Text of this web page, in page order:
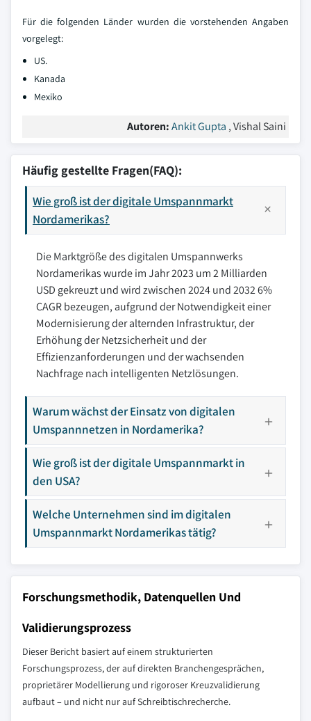
Für die folgenden Länder wurden die vorstehenden Angaben
vorgelegt:
US.
Kanada
Mexiko
Autoren:Ankit Gupta , Vishal Saini
Häufig gestellte Fragen(FAQ):
Wie groß ist der digitale Umspannmarkt
Nordamerikas?
Die Marktgröße des digitalen Umspannwerks
Nordamerikas wurde im Jahr 2023 um 2 Milliarden
USD gekreuzt und wird zwischen 2024 und 2032 6%
CAGR bezeugen, aufgrund der Notwendigkeit einer
Modernisierung der alternden Infrastruktur, der
Erhöhung der Netzsicherheit und der
Effizienzanforderungen und der wachsenden
Nachfrage nach intelligenten Netzlösungen.
Warum wächst der Einsatz von digitalen
Umspannnetzen in Nordamerika?
Wie groß ist der digitale Umspannmarkt in
den USA?
Welche Unternehmen sind im digitalen
Umspannmarkt Nordamerikas tätig?
Forschungsmethodik, Datenquellen Und
Validierungsprozess
Dieser Bericht basiert auf einem strukturierten
Forschungsprozess, der auf direkten Branchengesprächen,
proprietärer Modellierung und rigoroser Kreuzvalidierung
aufbaut – und nicht nur auf Schreibtischrecherche.